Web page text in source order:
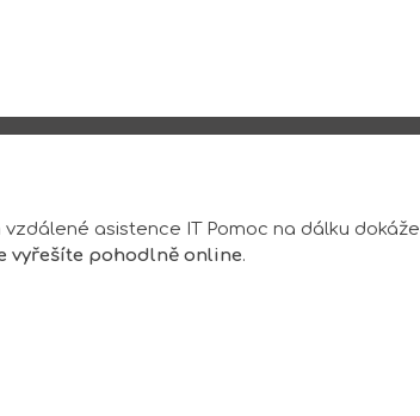
asistence IT Pomoc na dálku dokáže
vyřešíte pohodlně online.